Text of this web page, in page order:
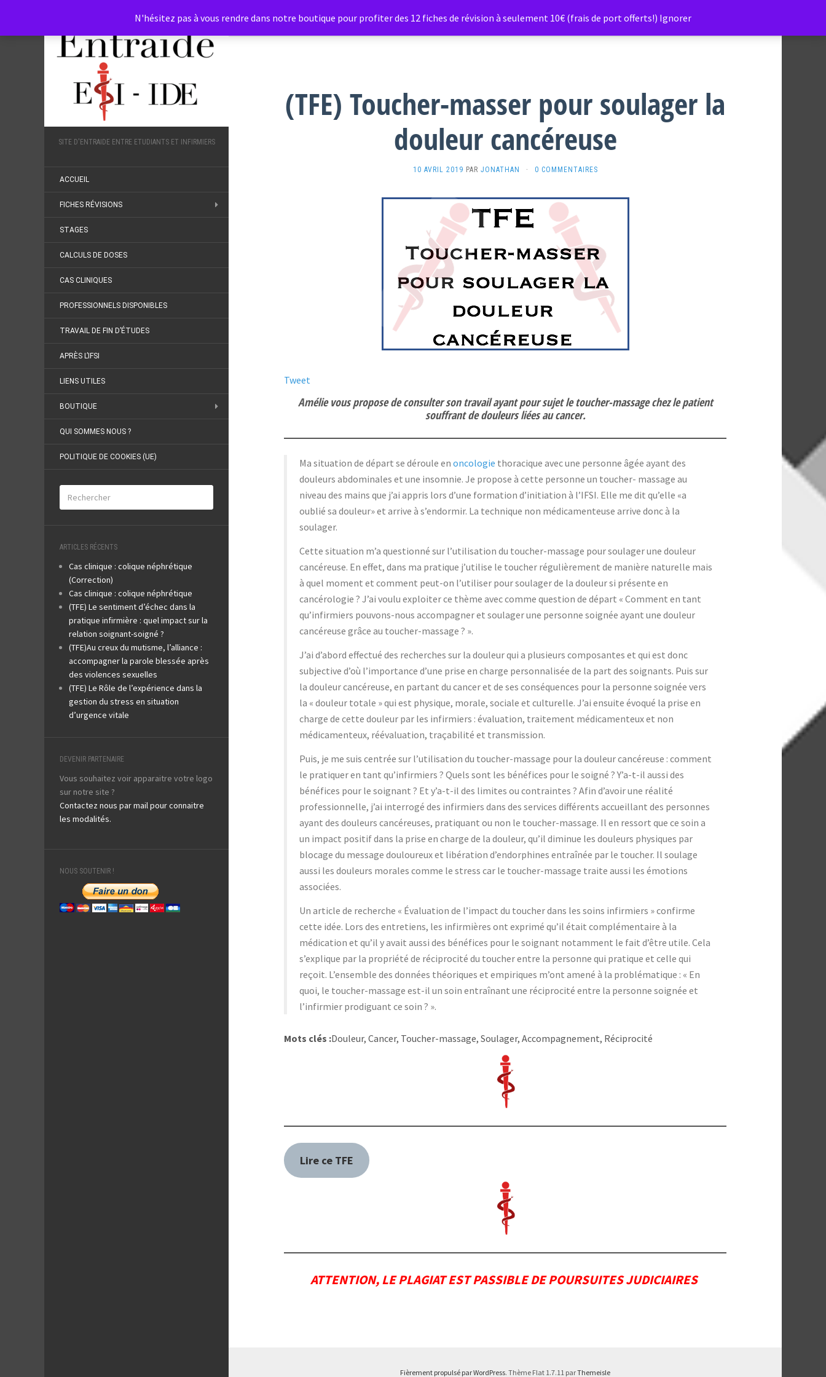
SITE D'ENTRAIDE ENTRE ETUDIANTS ET INFIRMIERS
ACCUEIL
FICHES RÉVISIONS
STAGES
CALCULS DE DOSES
CAS CLINIQUES
PROFESSIONNELS DISPONIBLES
TRAVAIL DE FIN D’ÉTUDES
APRÈS L’IFSI
LIENS UTILES
BOUTIQUE
QUI SOMMES NOUS ?
POLITIQUE DE COOKIES (UE)
ARTICLES RÉCENTS
Cas clinique : colique néphrétique
(Correction)
Cas clinique : colique néphrétique
(TFE) Le sentiment d’échec dans la
pratique infirmière : quel impact sur la
relation soignant-soigné ?
(TFE)Au creux du mutisme, l’alliance :
accompagner la parole blessée après
des violences sexuelles
(TFE) Le Rôle de l’expérience dans la
gestion du stress en situation
d’urgence vitale
DEVENIR PARTENAIRE
Vous souhaitez voir apparaitre votre logo
sur notre site ?
Contactez nous par mail pour connaitre
les modalités.
NOUS SOUTENIR !
Étiquette :Douleur
(TFE) Toucher-masser pour soulager la
douleur cancéreuse
10 AVRIL 2019 PAR JONATHAN · 0 COMMENTAIRES
Tweet
Amélie vous propose de consulter son travail ayant pour sujet le toucher-massage chez le patient
souffrant de douleurs liées au cancer.
Ma situation de départ se déroule en oncologie thoracique avec une personne âgée ayant des
douleurs abdominales et une insomnie. Je propose à cette personne un toucher- massage au
niveau des mains que j’ai appris lors d’une formation d’initiation à l’IFSI. Elle me dit qu’elle «a
oublié sa douleur» et arrive à s’endormir. La technique non médicamenteuse arrive donc à la
soulager.
Cette situation m’a questionné sur l’utilisation du toucher-massage pour soulager une douleur
cancéreuse. En effet, dans ma pratique j’utilise le toucher régulièrement de manière naturelle mais
à quel moment et comment peut-on l’utiliser pour soulager de la douleur si présente en
cancérologie ? J’ai voulu exploiter ce thème avec comme question de départ « Comment en tant
qu’infirmiers pouvons-nous accompagner et soulager une personne soignée ayant une douleur
cancéreuse grâce au toucher-massage ? ».
J’ai d’abord effectué des recherches sur la douleur qui a plusieurs composantes et qui est donc
subjective d’où l’importance d’une prise en charge personnalisée de la part des soignants. Puis sur
la douleur cancéreuse, en partant du cancer et de ses conséquences pour la personne soignée vers
la « douleur totale » qui est physique, morale, sociale et culturelle. J’ai ensuite évoqué la prise en
charge de cette douleur par les infirmiers : évaluation, traitement médicamenteux et non
médicamenteux, réévaluation, traçabilité et transmission.
Puis, je me suis centrée sur l’utilisation du toucher-massage pour la douleur cancéreuse : comment
le pratiquer en tant qu’infirmiers ? Quels sont les bénéfices pour le soigné ? Y’a-t-il aussi des
bénéfices pour le soignant ? Et y’a-t-il des limites ou contraintes ? Afin d’avoir une réalité
professionnelle, j’ai interrogé des infirmiers dans des services différents accueillant des personnes
ayant des douleurs cancéreuses, pratiquant ou non le toucher-massage. Il en ressort que ce soin a
un impact positif dans la prise en charge de la douleur, qu’il diminue les douleurs physiques par
blocage du message douloureux et libération d’endorphines entraînée par le toucher. Il soulage
aussi les douleurs morales comme le stress car le toucher-massage traite aussi les émotions
associées.
Un article de recherche « Évaluation de l’impact du toucher dans les soins infirmiers » confirme
cette idée. Lors des entretiens, les infirmières ont exprimé qu’il était complémentaire à la
médication et qu’il y avait aussi des bénéfices pour le soignant notamment le fait d’être utile. Cela
s’explique par la propriété de réciprocité du toucher entre la personne qui pratique et celle qui
reçoit. L’ensemble des données théoriques et empiriques m’ont amené à la problématique : « En
quoi, le toucher-massage est-il un soin entraînant une réciprocité entre la personne soignée et
l’infirmier prodiguant ce soin ? ».
Mots clés :Douleur, Cancer, Toucher-massage, Soulager, Accompagnement, Réciprocité
Lire ce TFE
ATTENTION, LE PLAGIAT EST PASSIBLE DE POURSUITES JUDICIAIRES
Fièrement propulsé par WordPress. Thème Flat 1.7.11 parThemeisle
N'hésitez pas à vous rendre dans notre boutique pour profiter des 12 fiches de révision à seulement 10€ (frais de port offerts!) Ignorer